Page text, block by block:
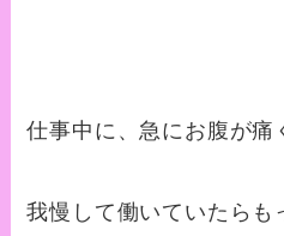
仕事中に、急にお腹が痛
我慢して働いていたらも